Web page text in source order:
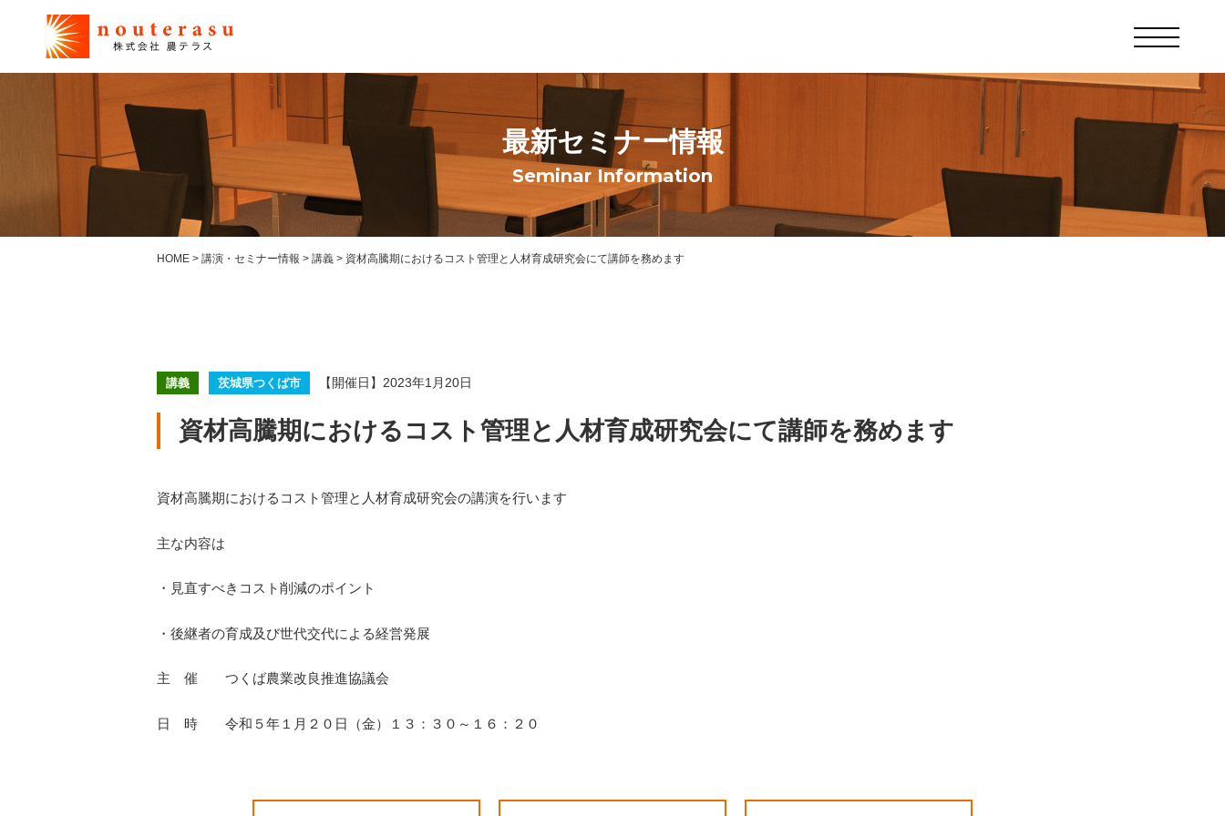
最新セミナー情報
Seminar Information
HOME > 講演・セミナー情報 > 講義 > 資材高騰期におけるコスト管理と人材育成研究会にて講師を務めます
講義 茨城県つくば市 【開催日】2023年1月20日
資材高騰期におけるコスト管理と人材育成研究会にて講師を務めます
資材高騰期におけるコスト管理と人材育成研究会の講演を行います
主な内容は
・見直すべきコスト削減のポイント
・後継者の育成及び世代交代による経営発展
主 催 つくば農業改良推進協議会
日 時 令和５年１月２０日（金）１３：３０～１６：２０